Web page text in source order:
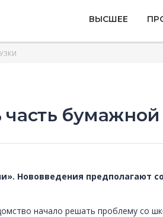
ВЫСШЕЕ
Нововведения предполагают
начало решать проблему со